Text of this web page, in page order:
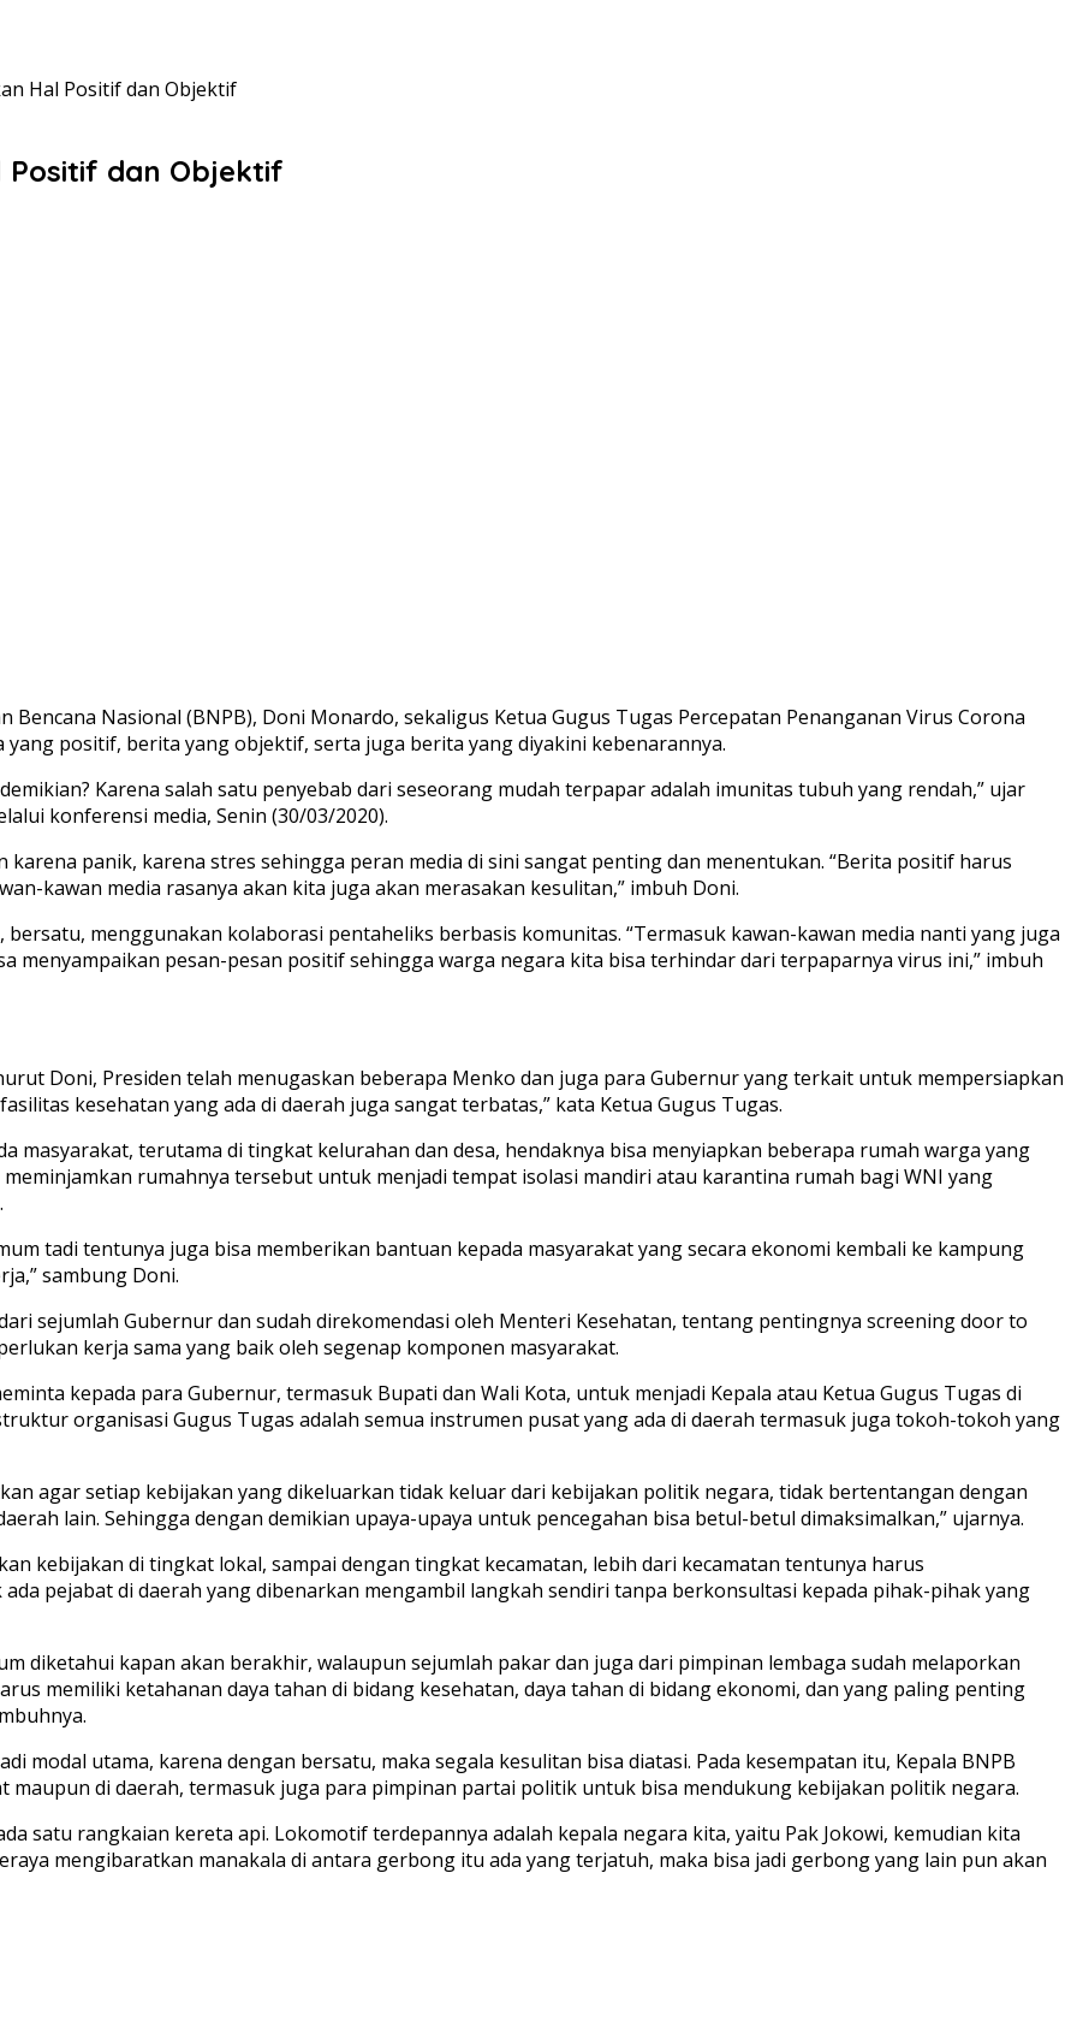
Hal Positif dan Objektif
Positif dan Objektif
Bencana Nasional (BNPB), Doni Monardo, sekaligus Ketua Gugus Tugas Percepatan Penanganan Virus Corona
positif, berita yang objektif, serta juga berita yang diyakini kebenarannya.
Karena salah satu penyebab dari seseorang mudah terpapar adalah imunitas tubuh yang rendah,” ujar
konferensi media, Senin (30/03/2020).
panik, karena stres sehingga peran media di sini sangat penting dan menentukan. “Berita positif harus
kawan media rasanya akan kita juga akan merasakan kesulitan,” imbuh Doni.
menggunakan kolaborasi pentaheliks berbasis komunitas. “Termasuk kawan-kawan media nanti yang juga
menyampaikan pesan-pesan positif sehingga warga negara kita bisa terhindar dari terpaparnya virus ini,” imbuh
Doni, Presiden telah menugaskan beberapa Menko dan juga para Gubernur yang terkait untuk mempersiapkan
kesehatan yang ada di daerah juga sangat terbatas,” kata Ketua Gugus Tugas.
masyarakat, terutama di tingkat kelurahan dan desa, hendaknya bisa menyiapkan beberapa rumah warga yang
rumahnya tersebut untuk menjadi tempat isolasi mandiri atau karantina rumah bagi WNI yang
tadi tentunya juga bisa memberikan bantuan kepada masyarakat yang secara ekonomi kembali ke kampung
sambung Doni.
sejumlah Gubernur dan sudah direkomendasi oleh Menteri Kesehatan, tentang pentingnya screening door to
kerja sama yang baik oleh segenap komponen masyarakat.
kepada para Gubernur, termasuk Bupati dan Wali Kota, untuk menjadi Kepala atau Ketua Gugus Tugas di
organisasi Gugus Tugas adalah semua instrumen pusat yang ada di daerah termasuk juga tokoh-tokoh yang
agar setiap kebijakan yang dikeluarkan tidak keluar dari kebijakan politik negara, tidak bertentangan dengan
lain. Sehingga dengan demikian upaya-upaya untuk pencegahan bisa betul-betul dimaksimalkan,” ujarnya.
kebijakan di tingkat lokal, sampai dengan tingkat kecamatan, lebih dari kecamatan tentunya harus
pejabat di daerah yang dibenarkan mengambil langkah sendiri tanpa berkonsultasi kepada pihak-pihak yang
diketahui kapan akan berakhir, walaupun sejumlah pakar dan juga dari pimpinan lembaga sudah melaporkan
memiliki ketahanan daya tahan di bidang kesehatan, daya tahan di bidang ekonomi, dan yang paling penting
modal utama, karena dengan bersatu, maka segala kesulitan bisa diatasi. Pada kesempatan itu, Kepala BNPB
di daerah, termasuk juga para pimpinan partai politik untuk bisa mendukung kebijakan politik negara.
satu rangkaian kereta api. Lokomotif terdepannya adalah kepala negara kita, yaitu Pak Jokowi, kemudian kita
mengibaratkan manakala di antara gerbong itu ada yang terjatuh, maka bisa jadi gerbong yang lain pun akan